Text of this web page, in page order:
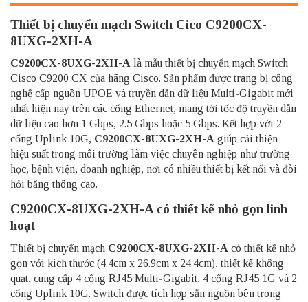
Thiết bị chuyển mạch Switch Cico C9200CX-
8UXG-2XH-A
C9200CX-8UXG-2XH-A là mẫu thiết bị chuyển mạch Switch
Cisco C9200 CX của hãng Cisco. Sản phẩm được trang bị công
nghệ cấp nguồn UPOE và truyền dẫn dữ liệu Multi-Gigabit mới
nhất hiện nay trên các cổng Ethernet, mang tới tốc độ truyền dẫn
dữ liệu cao hơn 1 Gbps, 2.5 Gbps hoặc 5 Gbps. Kết hợp với 2
cổng Uplink 10G, C9200CX-8UXG-2XH-A giúp cải thiện
hiệu suất trong môi trường làm việc chuyên nghiệp như trường
học, bệnh viện, doanh nghiệp, nơi có nhiều thiết bị kết nối và đòi
hỏi băng thông cao.
C9200CX-8UXG-2XH-A có thiết kế nhỏ gọn linh
hoạt
Thiết bị chuyển mạch C9200CX-8UXG-2XH-A có thiết kế nhỏ
gọn với kích thước (4.4cm x 26.9cm x 24.4cm), thiết kế không
quạt, cung cấp 4 cổng RJ45 Multi-Gigabit, 4 cổng RJ45 1G và 2
cổng Uplink 10G. Switch được tích hợp sẵn nguồn bên trong